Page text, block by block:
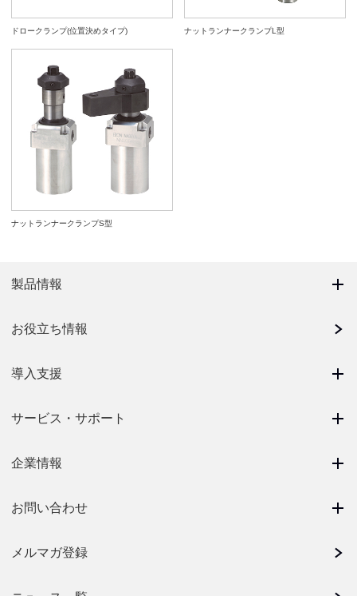
ドロークランプ(位置決めタイプ) ナットランナークランプL型
ナットランナークランプS型
製品情報
お役立ち情報
導入支援
サービス・サポート
企業情報
お問い合わせ
メルマガ登録